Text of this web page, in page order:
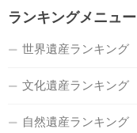
ランキングメニュー
世界遺産ランキング
文化遺産ランキング
自然遺産ランキング